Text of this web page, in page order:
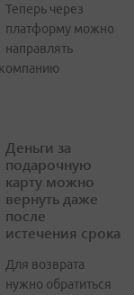
Теперь через
платформу можно
направлять
Деньги за
подарочную
карту можно
вернуть даже
после
истечения срока
Для возврата
нужно обратиться